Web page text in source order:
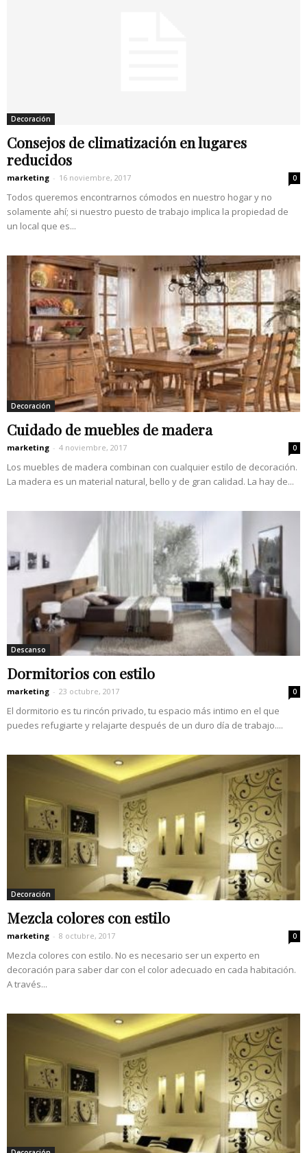
Decoración
Consejos de climatización en lugares
reducidos
marketing - 16 noviembre, 2017 0
Todos queremos encontrarnos cómodos en nuestro hogar y no
solamente ahí; si nuestro puesto de trabajo implica la propiedad de
un local que es...
Decoración
Cuidado de muebles de madera
marketing - 4 noviembre, 2017 0
Los muebles de madera combinan con cualquier estilo de decoración.
La madera es un material natural, bello y de gran calidad. La hay de...
Descanso
Dormitorios con estilo
marketing - 23 octubre, 2017 0
El dormitorio es tu rincón privado, tu espacio más intimo en el que
puedes refugiarte y relajarte después de un duro día de trabajo....
Decoración
Mezcla colores con estilo
marketing - 8 octubre, 2017 0
Mezcla colores con estilo. No es necesario ser un experto en
decoración para saber dar con el color adecuado en cada habitación.
A través...